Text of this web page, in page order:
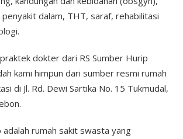
dalam, THT, saraf, rehabilitasi
dokter dari RS Sumber Hurip
kami himpun dari sumber resmi rumah
di Jl. Rd. Dewi Sartika No. 15 Tukmudal,
adalah rumah sakit swasta yang